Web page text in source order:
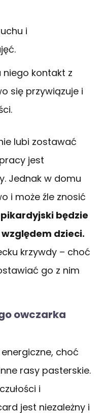
i
niego kontakt z
się przywiązuje i
lubi zostawać
jest
Jednak w domu
i może źle znosić
będzie
dzieci.
krzywdy – choć
go z nim
owczarka
choć
rasy pasterskie.
i
jest niezależny i